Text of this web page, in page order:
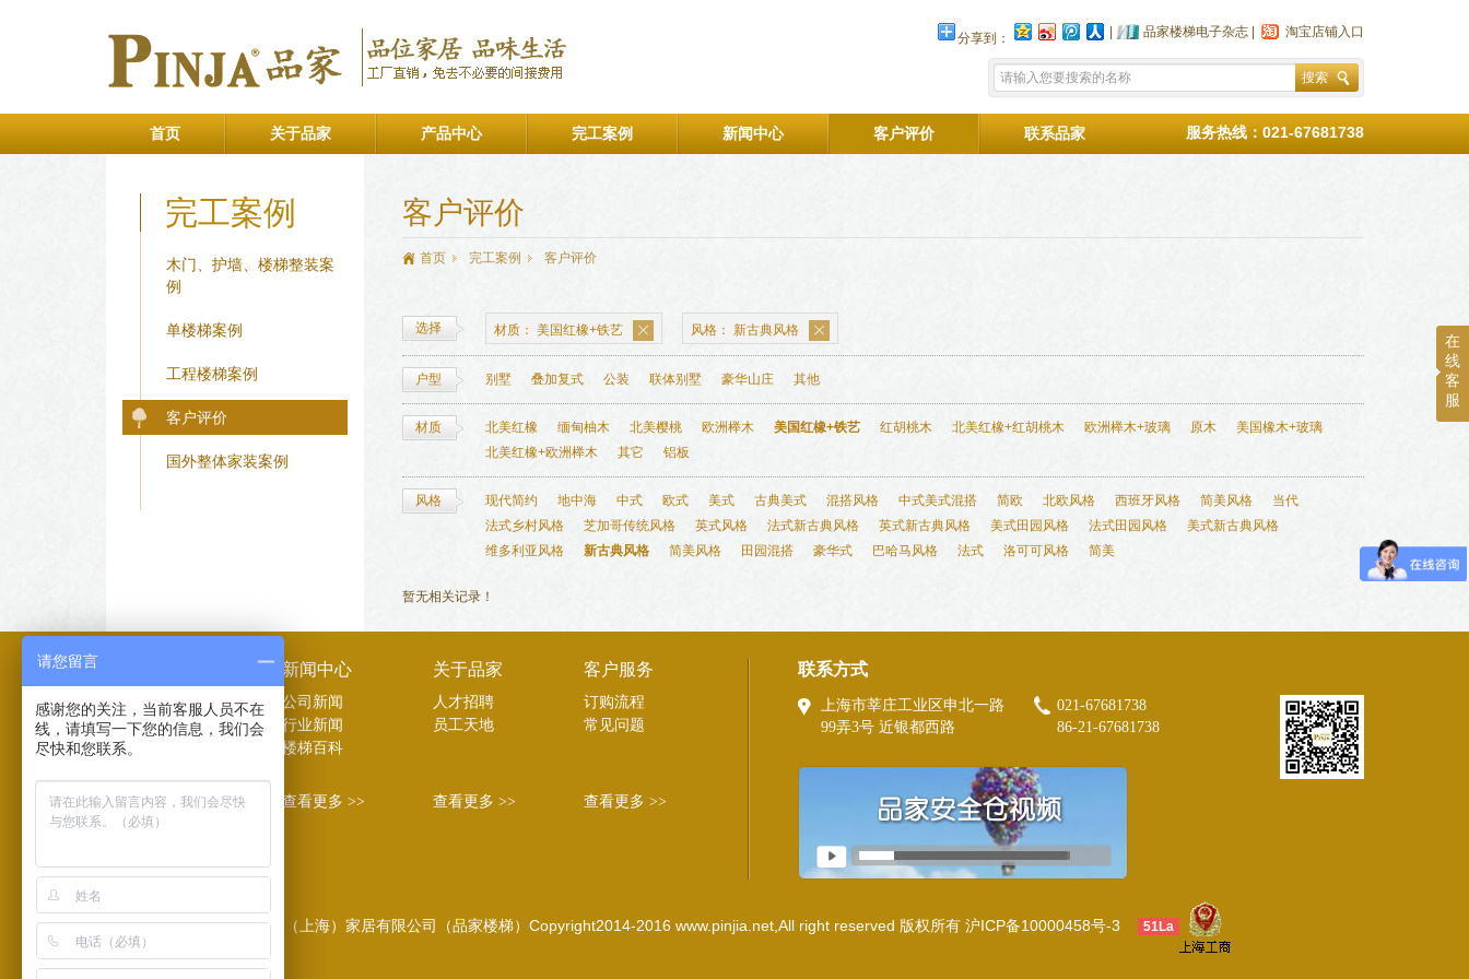
分享到： 品家楼梯电子杂志| 淘宝店铺入口
搜索
首页 关于品家 产品中心 完工案例 新闻中心 客户评价 联系品家 服务热线：021-67681738
完工案例
木门、护墙、楼梯整装案
例
单楼梯案例
工程楼梯案例
客户评价
国外整体家装案例
客户评价
首页 完工案例 客户评价
选择 材质： 美国红橡+铁艺 风格： 新古典风格
户型 别墅 叠加复式 公装 联体别墅 豪华山庄 其他
材质 北美红橡 缅甸柚木 北美樱桃 欧洲榉木 美国红橡+铁艺 红胡桃木 北美红橡+红胡桃木 欧洲榉木+玻璃 原木
美国橡木+玻璃
北美红橡+欧洲榉木
其它 铝板
风格 现代简约 地中海 中式 欧式 美式 古典美式 混搭风格 中式美式混搭 简欧 北欧风格 西班牙风格 简美风格
当代
法式乡村风格
芝加哥传统风格 英式风格 法式新古典风格 英式新古典风格 美式田园风格 法式田园风格
美式新古典风格
维多利亚风格
新古典风格 简美风格 田园混搭 豪华式 巴哈马风格 法式 洛可可风格 简美
暂无相关记录！
楼梯
原木门
橱柜
查看更多 >>
新闻中心
公司新闻
行业新闻
楼梯百科
查看更多 >>
关于品家
人才招聘
员工天地
查看更多 >>
客户服务
订购流程
常见问题
查看更多 >>
联系方式
上海市莘庄工业区申北一路
99弄3号 近银都西路
021-67681738
86-21-67681738
誉墅品（上海）家居有限公司（品家楼梯）Copyright2014-2016 www.pinjia.net,All right reserved 版权所有 沪ICP备10000458号-3 51La
在
线
客
服
请您留言
感谢您的关注，当前客服人员不在
线，请填写一下您的信息，我们会
尽快和您联系。